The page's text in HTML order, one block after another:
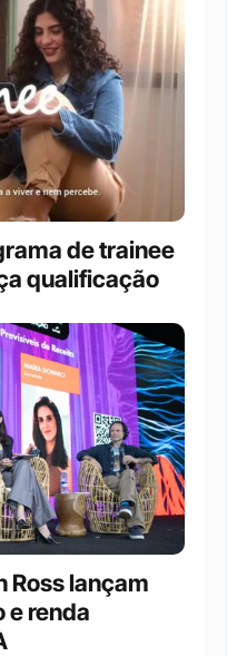
de trainee
qualificação
Ross lançam
e renda